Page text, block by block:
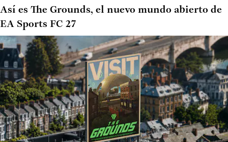
Así es The Grounds, el nuevo mundo abierto de
EA Sports FC 27